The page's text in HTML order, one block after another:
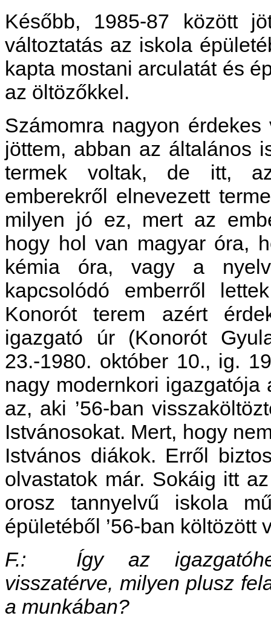
Később, 1985-87 között
változtatás az iskola
kapta mostani arculatát és
az öltözőkkel.
Számomra nagyon
jöttem, abban az általános
termek voltak, de itt,
emberekről elnevezett
milyen jó ez, mert az
hogy hol van magyar óra,
kémia óra, vagy a
kapcsolódó emberről
Konorót terem azért
igazgató úr (Konorót
23.-1980. október 10., ig.
nagy modernkori igazgatója
az, aki ’56-ban
Istvánosokat. Mert, hogy
Istvános diákok. Erről
olvastatok már. Sokáig itt
orosz tannyelvű iskola
épületéből ’56-ban költözött
F.: Így az
visszatérve, milyen plusz
a munkában?